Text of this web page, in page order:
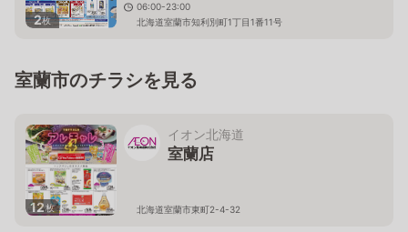
2枚
06:00-23:00
北海道室蘭市知利別町1丁目1番11号
室蘭市のチラシを見る
12枚
イオン北海道
室蘭店
北海道室蘭市東町2-4-32